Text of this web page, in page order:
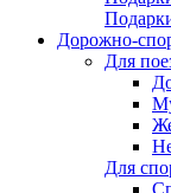
Дорожно-
Для
Для